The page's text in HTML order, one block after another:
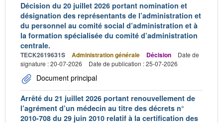
Décision du 20 juillet 2026 portant nomination et
désignation des représentants de l’administration et
du personnel au comité social d’administration et à
la formation spécialisée du comité d’administration
centrale.
TECK2619631S Administration générale Décision
Date de
signature : 20-07-2026
Date de publication : 25-07-2026
Document principal
Arrêté du 21 juillet 2026 portant renouvellement de
l’agrément d’un médecin au titre des décrets n°
2010-708 du 29 juin 2010 relatif à la certification des